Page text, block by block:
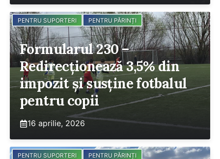
PENTRU SUPORTERI PENTRU PĂRINȚI
Formularul 230 –
Redirecționează 3,5% din
impozit și susține fotbalul
pentru copii
16 aprilie, 2026
PENTRU SUPORTERI PENTRU PĂRINȚI